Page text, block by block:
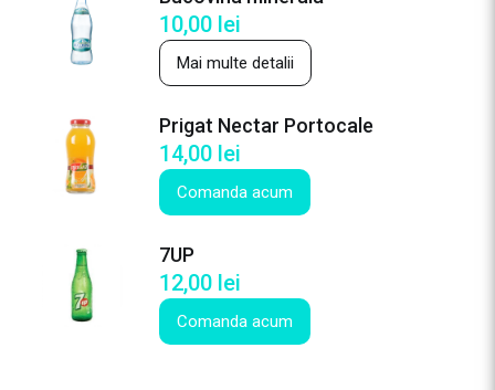
10,00 lei
Mai multe detalii
Prigat Nectar Portocale
14,00 lei
Comanda acum
7UP
12,00 lei
Comanda acum